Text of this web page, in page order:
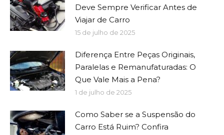
Deve Sempre Verificar Antes de
Viajar de Carro
15 de julho de 2025
Diferença Entre Peças Originais,
Paralelas e Remanufaturadas: O
Que Vale Mais a Pena?
1 de julho de 2025
Como Saber se a Suspensão do
Carro Está Ruim? Confira